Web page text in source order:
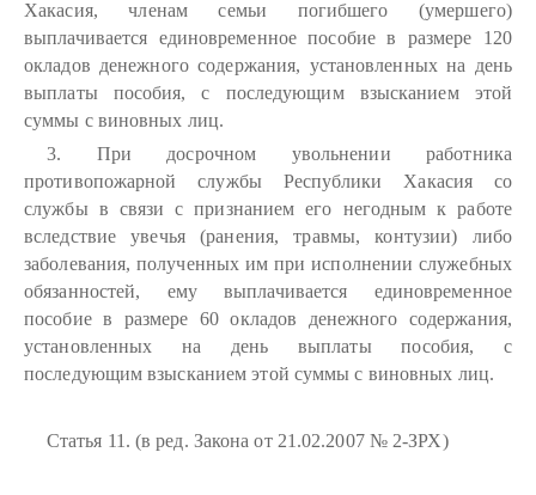
Хакасия, членам семьи погибшего (умершего)
выплачивается единовременное пособие в размере 120
окладов денежного содержания, установленных на день
выплаты пособия, с последующим взысканием этой
суммы с виновных лиц.
3. При досрочном увольнении работника
противопожарной службы Республики Хакасия со
службы в связи с признанием его негодным к работе
вследствие увечья (ранения, травмы, контузии) либо
заболевания, полученных им при исполнении служебных
обязанностей, ему выплачивается единовременное
пособие в размере 60 окладов денежного содержания,
установленных на день выплаты пособия, с
последующим взысканием этой суммы с виновных лиц.
Статья 11. (в ред. Закона от 21.02.2007 № 2-ЗРХ)